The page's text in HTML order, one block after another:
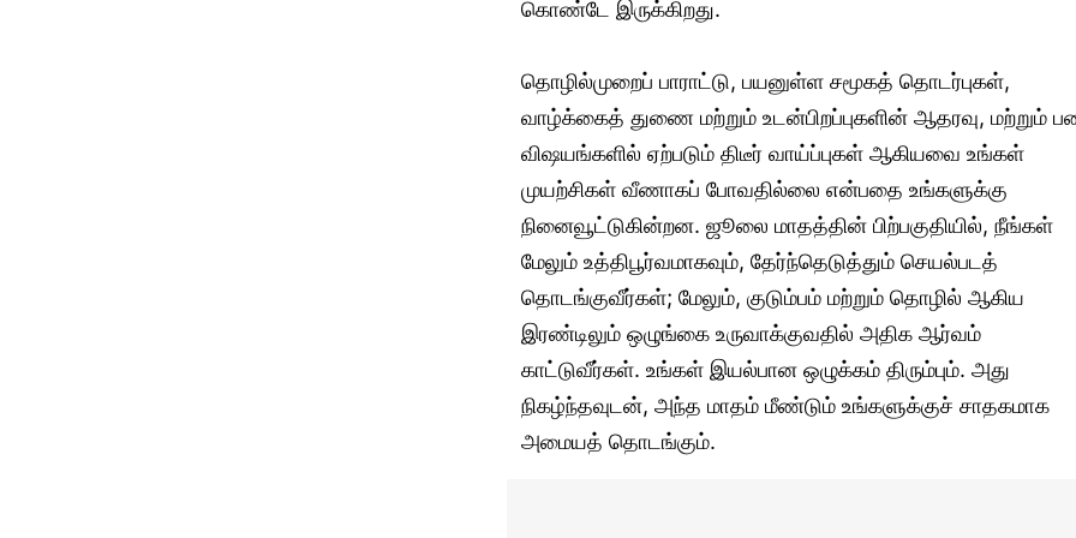
கொண்டே இருக்கிறது.
தொழில்முறைப் பாராட்டு, பயனுள்ள சமூகத் தொடர்புகள்,
வாழ்க்கைத் துணை மற்றும் உடன்பிறப்புகளின் ஆதரவு, மற்றும்
விஷயங்களில் ஏற்படும் திடீர் வாய்ப்புகள் ஆகியவை உங்கள்
முயற்சிகள் வீணாகப் போவதில்லை என்பதை உங்களுக்கு
நினைவூட்டுகின்றன. ஜூலை மாதத்தின் பிற்பகுதியில், நீங்கள்
மேலும் உத்திபூர்வமாகவும், தேர்ந்தெடுத்தும் செயல்படத்
தொடங்குவீர்கள்; மேலும், குடும்பம் மற்றும் தொழில் ஆகிய
இரண்டிலும் ஒழுங்கை உருவாக்குவதில் அதிக ஆர்வம்
காட்டுவீர்கள். உங்கள் இயல்பான ஒழுக்கம் திரும்பும். அது
நிகழ்ந்தவுடன், அந்த மாதம் மீண்டும் உங்களுக்குச் சாதகமாக
அமையத் தொடங்கும்.